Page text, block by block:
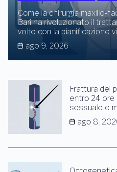
Come la chirurgia maxillo-
Bari ha rivoluzionato il
volto con la pianificazione
ago 9, 2026
Frattura del
entro 24 ore
sessuale e
ago 8,